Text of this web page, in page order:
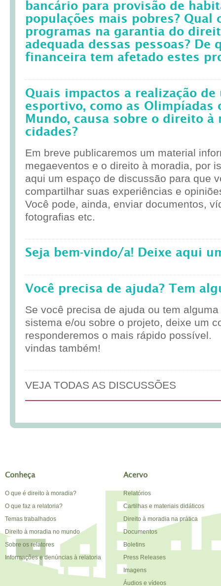
bancário para provisão de
populações mais pobres? Qual
programas na garantia do
adequada dessas pessoas? De
financeira tem afetado estes
Quais impactos a realização de
esportivo, como as Olimpíadas
Mundo, causa sobre o direito à
cidades?
Em breve publicaremos um material
megaeventos e o direito à moradia, por
aqui um espaço de discussão para que
compartilhar suas experiências e
Você pode, ainda, enviar documentos,
fotografias etc.
Seja bem-vindo/a! Deixe aqui
Você precisa de ajuda? Tem
Se você precisa de ajuda ou tem
sistema e/ou sobre o projeto, deixe um
responderemos o mais rápido possível.
vindas também!
VEJA TODAS AS DISCUSSÕES
Conheça
O que é direito à moradia?
O que faz a relatoria?
Temas trabalhados
Direito à moradia no mundo
Sobre os relatores
Informações e denúncias à relatoria
Acervo
Relatórios
Cartilhas e materiais didáticos
Direito à moradia na prática
Documentos
Boletins
Press Releases
Imagens
Áudios e vídeos